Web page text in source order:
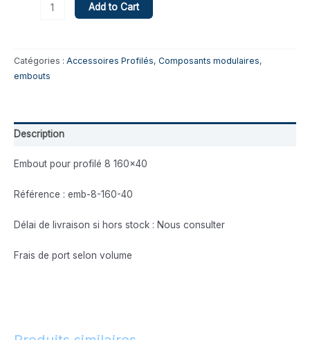
Add to Cart
Catégories : Accessoires Profilés, Composants modulaires,
embouts
Description
Embout pour profilé 8 160×40
Référence : emb-8-160-40
Délai de livraison si hors stock : Nous consulter
Frais de port selon volume